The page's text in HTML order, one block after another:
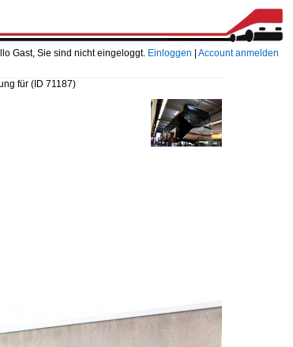
Gast, Sie sind nicht eingeloggt. Einloggen Account anmelden
für (ID 71187)